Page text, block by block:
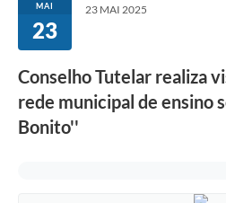
MAI
23
23 MAI 2025
Conselho Tutelar realiza
rede municipal de ensino
Bonito''